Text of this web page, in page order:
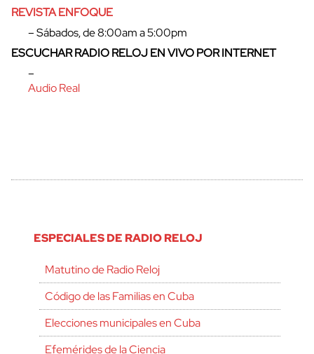
cerrar
REVISTA ENFOQUE
– Sábados, de 8:00am a 5:00pm
ESCUCHAR RADIO RELOJ EN VIVO POR INTERNET
–
Audio Real
ESPECIALES DE RADIO RELOJ
Matutino de Radio Reloj
Código de las Familias en Cuba
Elecciones municipales en Cuba
Efemérides de la Ciencia